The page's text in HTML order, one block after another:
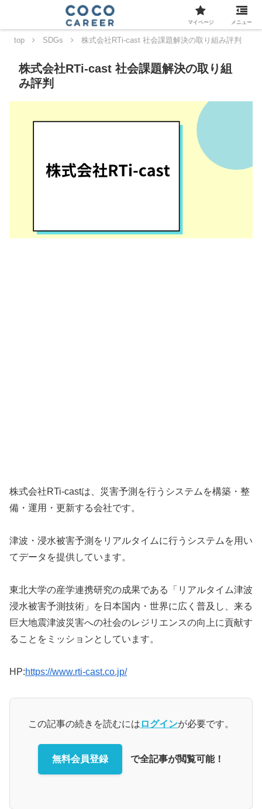
top SDGs 株式会社RTi-cast 社会課題解決の取り組み評判
株式会社RTi-cast 社会課題解決の取り組
み評判
株式会社RTi-castは、災害予測を行うシステムを構築・整
備・運用・更新する会社です。
津波・浸水被害予測をリアルタイムに行うシステムを用い
てデータを提供しています。
東北大学の産学連携研究の成果である「リアルタイム津波
浸水被害予測技術」を日本国内・世界に広く普及し、来る
巨大地震津波災害への社会のレジリエンスの向上に貢献す
ることをミッションとしています。
HP:https://www.rti-cast.co.jp/
この記事の続きを読むには ログインが必要です。
無料会員登録 で全記事が閲覧可能！
マイページ メニュー